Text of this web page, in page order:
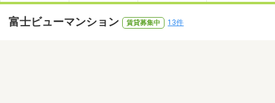
富士ビューマンション 賃貸募集中 13件